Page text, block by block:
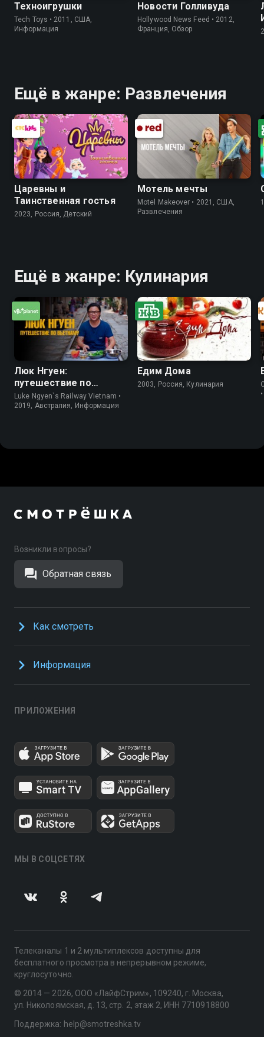
Техноигрушки
Tech Toys • 2011, США,
Информация
Новости Голливуда
Hollywood News Feed • 2012,
Франция, Обзор
Ещё в жанре: Развлечения
Царевны и
Таинственная гостья
2023, Россия, Детский
Мотель мечты
Motel Makeover • 2021, США,
Развлечения
Ещё в жанре: Кулинария
Люк Нгуен:
путешествие по
Вьетнаму
Luke Ngyen`s Railway Vietnam •
2019, Австралия, Информация
Едим Дома
2003, Россия, Кулинария
Возникли вопросы?
Обратная связь
Как смотреть
Информация
ПРИЛОЖЕНИЯ
МЫ В СОЦСЕТЯХ
Телеканалы 1 и 2 мультиплексов доступны для
бесплатного просмотра в непрерывном режиме,
круглосуточно.
© 2014 — 2026, ООО «ЛайфСтрим», 109240, г. Москва,
ул. Николоямская, д. 13, стр. 2, этаж 2, ИНН 7710918800
Поддержка: help@smotreshka.tv